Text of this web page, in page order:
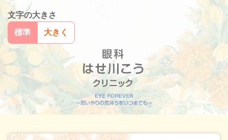
文字の大きさ
標準
大きく